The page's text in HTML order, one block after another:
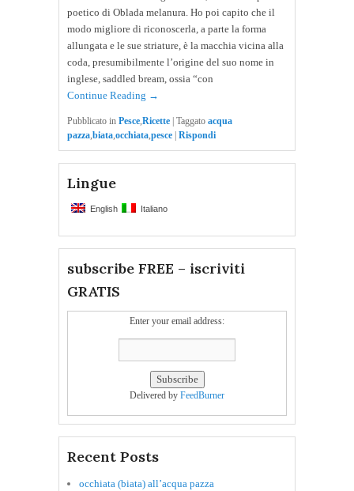
poetico di Oblada melanura. Ho poi capito che il
modo migliore di riconoscerla, a parte la forma
allungata e le sue striature, è la macchia vicina alla
coda, presumibilmente l’origine del suo nome in
inglese, saddled bream, ossia “con
Continue Reading →
Pubblicato in Pesce,Ricette | Taggato acqua
pazza,biata,occhiata,pesce | Rispondi
Lingue
English Italiano
subscribe FREE – iscriviti
GRATIS
Enter your email address:
Delivered by FeedBurner
Recent Posts
occhiata (biata) all’acqua pazza